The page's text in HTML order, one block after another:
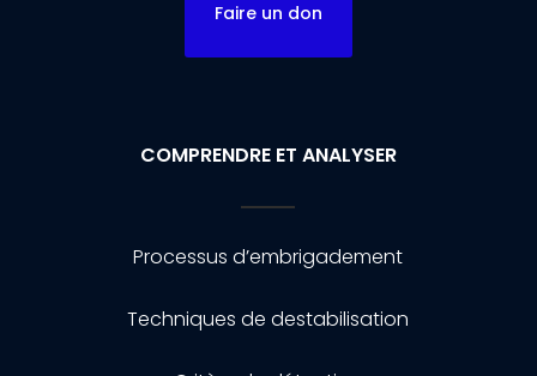
Faire un don
COMPRENDRE ET ANALYSER
Processus d’embrigadement
Techniques de destabilisation